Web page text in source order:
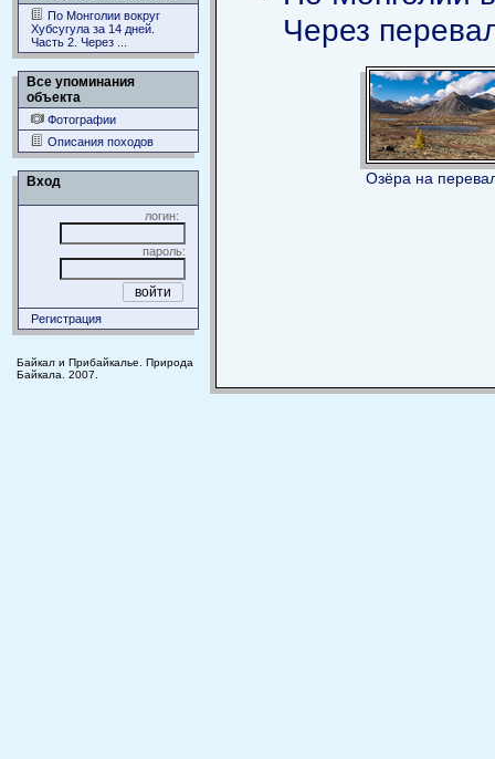
По Монголии вокруг
Хубсугула за 14 дней.
Часть 2. Через ...
Все упоминания
объекта
Фотографии
Описания походов
Вход
логин:
пароль:
Регистрация
Через
Озёра на
Байкал и Прибайкалье. Природа
Байкала. 2007.